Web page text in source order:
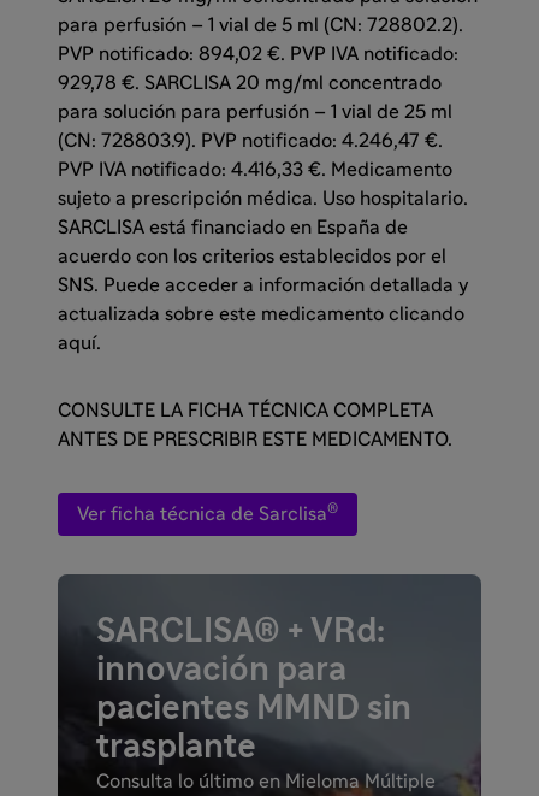
para perfusión – 1 vial de 5 ml (CN: 728802.2).
PVP notificado: 894,02 €. PVP IVA notificado:
929,78 €. SARCLISA 20 mg/ml concentrado
para solución para perfusión – 1 vial de 25 ml
(CN: 728803.9). PVP notificado: 4.246,47 €.
PVP IVA notificado: 4.416,33 €. Medicamento
sujeto a prescripción médica. Uso hospitalario.
SARCLISA está financiado en España de
acuerdo con los criterios establecidos por el
SNS. Puede acceder a información detallada y
actualizada sobre este medicamento clicando
aquí.
CONSULTE LA FICHA TÉCNICA COMPLETA
ANTES DE PRESCRIBIR ESTE MEDICAMENTO.
Ver ficha técnica de Sarclisa®
SARCLISA® + VRd:
innovación para
pacientes MMND sin
trasplante
Consulta lo último en Mieloma Múltiple